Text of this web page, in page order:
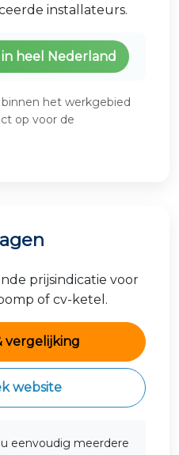
installateurs.
heel Nederland
het werkgebied
op voor de
prijsindicatie voor
of cv-ketel.
vergelijking
website
eenvoudig meerdere